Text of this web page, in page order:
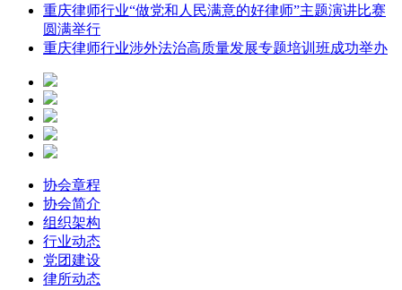
重庆律师行业“做党和人民满意的好律师”主题演讲比赛
圆满举行
重庆律师行业涉外法治高质量发展专题培训班成功举办
协会章程
协会简介
组织架构
行业动态
党团建设
律所动态